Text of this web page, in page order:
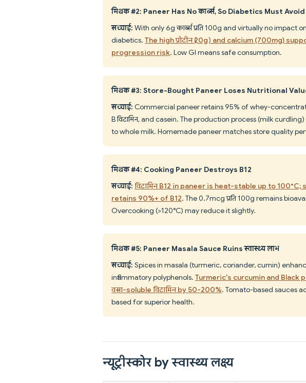
मिथक #2: Paneer Has No कार्ब्स, So Diabetics Must
सच्चाई: With only 6g कार्ब्स प्रति 100g and virtually no impact
diabetics. The high प्रोटीन (20g) and calcium (700mg)
progression risk. Low GI means safe consumption.
मिथक #3: Store-Bought Paneer Loses Nutritional
सच्चाई: Commercial paneer retains 95% of whey-
B विटामिन, and casein. The production process (milk
to whole milk. Homemade paneer matches store quality
मिथक #4: Cooking Paneer Destroys B12
सच्चाई: विटामिन B12 in paneer is heat-stable up to
retains 90%+ of B12. The 0.7mcg प्रति 100g remains
Overcooking (>120°C) may reduce it slightly.
मिथक #5: Paneer Masala Sauce Ruins स्वास्थ्य लाभ
सच्चाई: Spices in masala (turmeric, coriander, cumin)
inflammatory polyphenols. Turmeric's curcumin and
वसा-soluble विटामिन by 50-200%. Tomato-based sauces
based for superior health.
न्यूट्रीस्कोर by स्वास्थ्य लक्ष्य